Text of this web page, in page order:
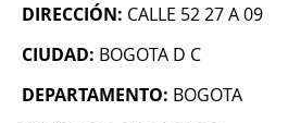
DIRECCIÓN: CALLE 52 27 A 09
CIUDAD: BOGOTA D C
DEPARTAMENTO: BOGOTA